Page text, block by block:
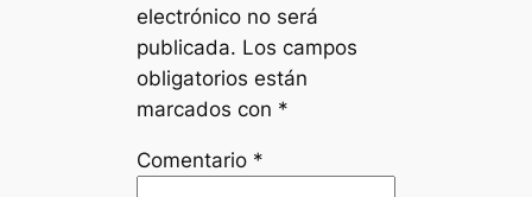
electrónico no será
publicada. Los campos
obligatorios están
marcados con *
Comentario *